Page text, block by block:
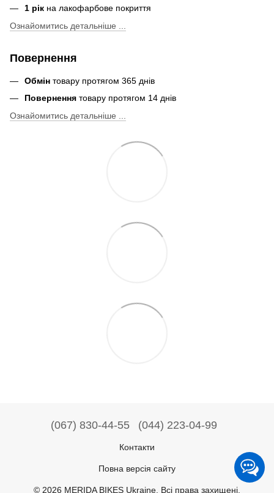
1 рік на лакофарбове покриття
Ознайомитись детальніше ...
Повернення
Обмін товару протягом 365 днів
Повернення товару протягом 14 днів
Ознайомитись детальніше ...
(067) 830-44-55 (044) 223-04-99
Контакти
Повна версія сайту
© 2026 MERIDA BIKES Ukraine. Всі права захищені.